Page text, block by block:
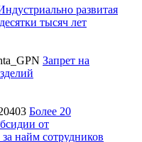
развитая
тысяч лет
Запрет на
Более 20
от
найм сотрудников